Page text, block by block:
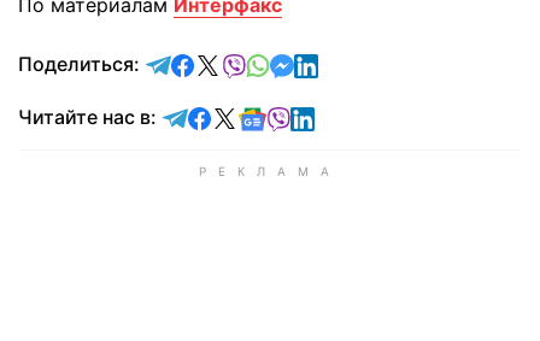
По материалам Интерфакс
Поделиться: отправить в Telegram
поделиться в Facebook
поделиться в X
отправить в Viber
отправить в Whatsapp
отправить в Messenger
отправить в LinkedIn
Читайте нас в: Читайте в Telegram
Читайте в Facebook
Читайте в X
Читайте в Google news
Читайте в Viber
Читайте в LinkedIn